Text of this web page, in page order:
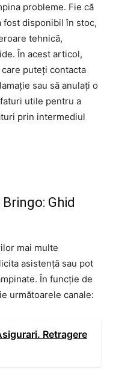
probleme. Fie că
fost disponibil în stoc,
tehnică,
În acest articol,
puteți contacta
sau să anulați o
utile pentru a
prin intermediul
Ghid
mai multe
asistență sau pot
În funcție de
următoarele canale:
Retragere